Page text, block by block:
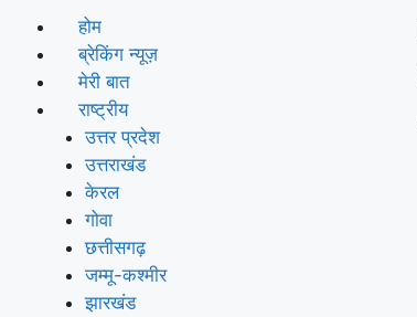
होम
ब्रेकिंग न्यूज़
मेरी बात
राष्ट्रीय
उत्तर प्रदेश
उत्तराखंड
केरल
गोवा
छत्तीसगढ़
जम्मू-कश्मीर
झारखंड